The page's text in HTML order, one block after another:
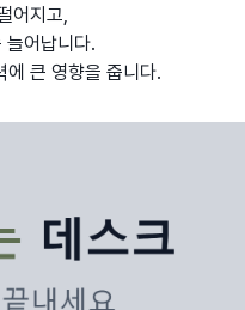
어지고,
늘어납니다.
에 큰 영향을 줍니다.